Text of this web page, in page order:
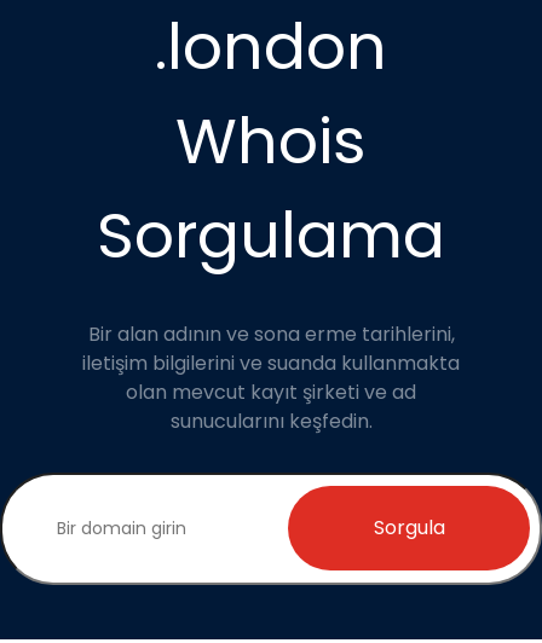
.london
Whois
Sorgulama
Bir alan adının ve sona erme tarihlerini,
iletişim bilgilerini ve suanda kullanmakta
olan mevcut kayıt şirketi ve ad
sunucularını keşfedin.
Sorgula